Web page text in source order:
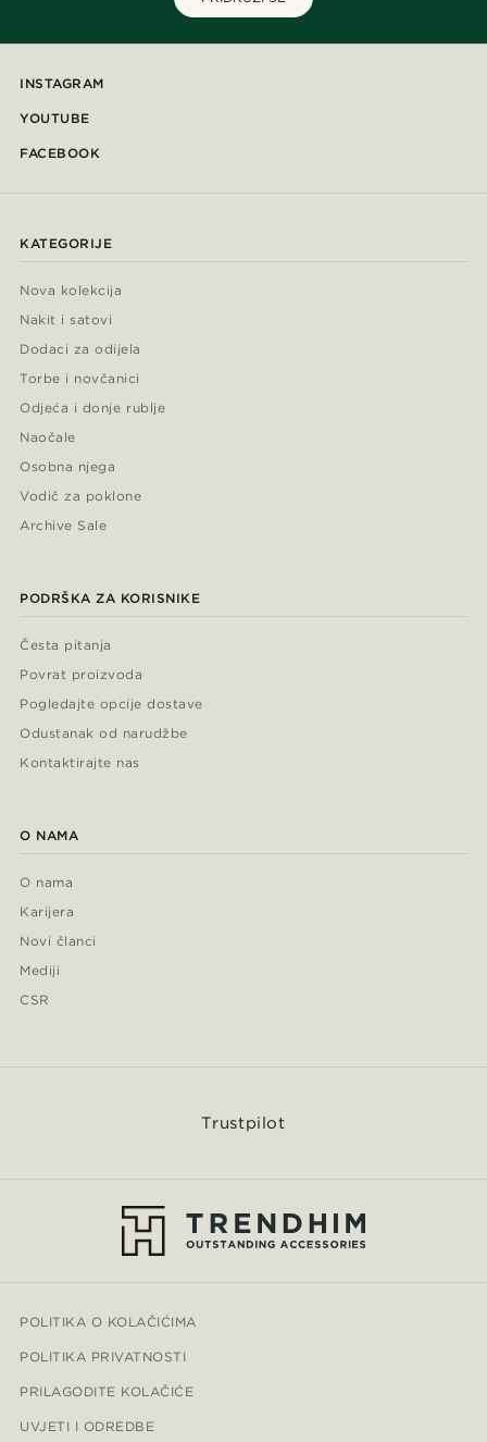
INSTAGRAM
YOUTUBE
FACEBOOK
KATEGORIJE
Nova kolekcija
Nakit i satovi
Dodaci za odijela
Torbe i novčanici
Odjeća i donje rublje
Naočale
Osobna njega
Vodič za poklone
Archive Sale
PODRŠKA ZA KORISNIKE
Česta pitanja
Povrat proizvoda
Pogledajte opcije dostave
Odustanak od narudžbe
Kontaktirajte nas
O NAMA
O nama
Karijera
Novi članci
Mediji
CSR
Trustpilot
POLITIKA O KOLAČIĆIMA
POLITIKA PRIVATNOSTI
PRILAGODITE KOLAČIĆE
UVJETI I ODREDBE